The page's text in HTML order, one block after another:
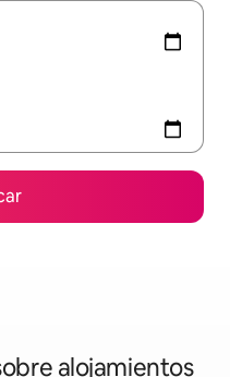
alojamientos